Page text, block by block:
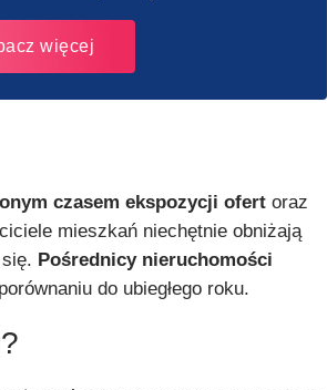
więcej
czasem ekspozycji ofert oraz
mieszkań niechętnie obniżają
Pośrednicy nieruchomości
do ubiegłego roku.